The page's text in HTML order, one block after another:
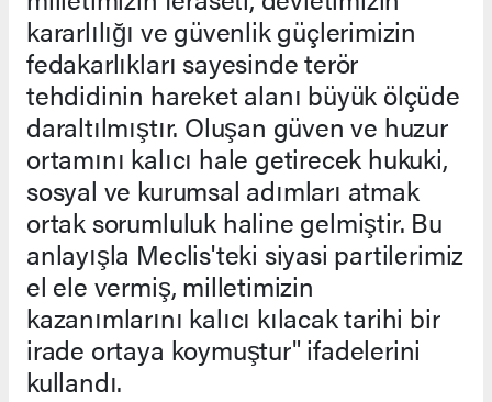
kararlılığı ve güvenlik güçlerimizin
fedakarlıkları sayesinde terör
tehdidinin hareket alanı büyük ölçüde
daraltılmıştır. Oluşan güven ve huzur
ortamını kalıcı hale getirecek hukuki,
sosyal ve kurumsal adımları atmak
ortak sorumluluk haline gelmiştir. Bu
anlayışla Meclis'teki siyasi partilerimiz
el ele vermiş, milletimizin
kazanımlarını kalıcı kılacak tarihi bir
irade ortaya koymuştur" ifadelerini
kullandı.